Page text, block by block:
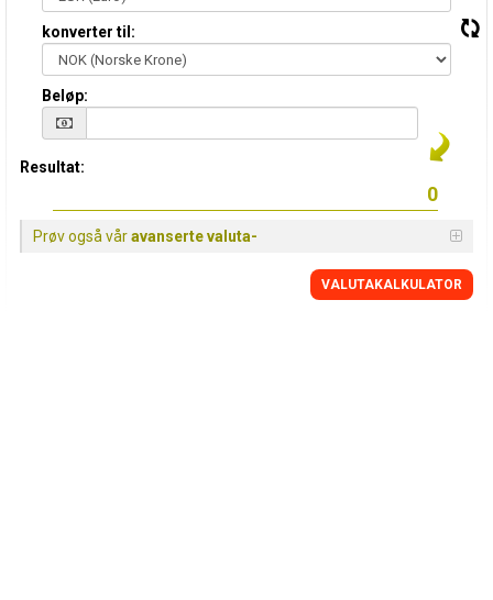
konverter til:
Beløp:
Resultat:
Prøv også våravanserte valuta-
VALUTAKALKULATOR